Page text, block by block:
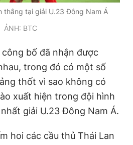
thắng tại giải U.23 Đông Nam Á
ẢNH: BTC
bố đã nhận được
trong đó có một số
thốt vì sao không có
xuất hiện trong đội hình
giải U.23 Đông Nam Á.
hoi các cầu thủ Thái Lan